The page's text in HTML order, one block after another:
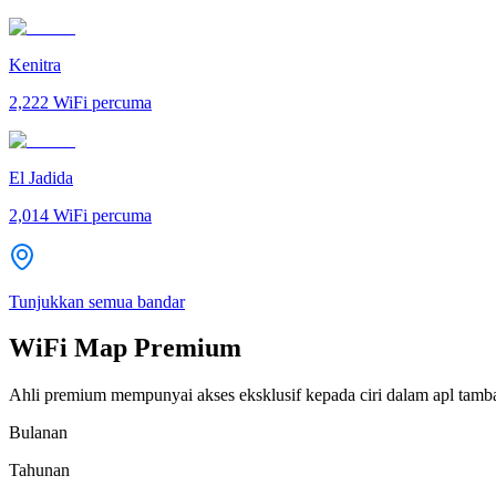
Kenitra
2,222 WiFi percuma
El Jadida
2,014 WiFi percuma
Tunjukkan semua bandar
WiFi Map Premium
Ahli premium mempunyai akses eksklusif kepada ciri dalam apl
Bulanan
Tahunan